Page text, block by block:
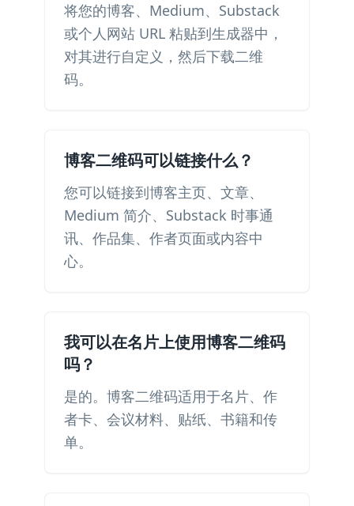
将您的博客、Medium、Substack
或个人网站 URL 粘贴到生成器中，
对其进行自定义，然后下载二维
码。
博客二维码可以链接什么？
您可以链接到博客主页、文章、
Medium 简介、Substack 时事通
讯、作品集、作者页面或内容中
心。
我可以在名片上使用博客二维码
吗？
是的。博客二维码适用于名片、作
者卡、会议材料、贴纸、书籍和传
单。